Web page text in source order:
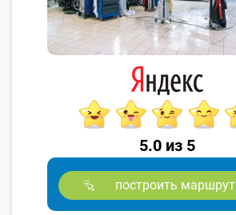
5.0 из 5
построить маршрут